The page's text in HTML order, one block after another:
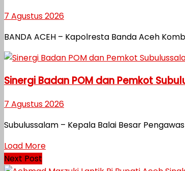
7 Agustus 2026
BANDA ACEH – Kapolresta Banda Aceh
Sinergi Badan POM dan Pemkot
7 Agustus 2026
Subulussalam – Kepala Balai Besar
Load More
Next Post